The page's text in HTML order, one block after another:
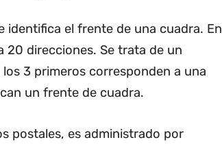
identifica el frente de una cuadra. En
20 direcciones. Se trata de un
3 primeros corresponden a una
un frente de cuadra.
postales, es administrado por